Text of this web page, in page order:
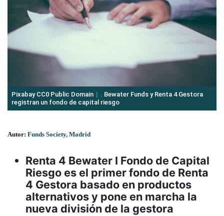
Pixabay CC0 Public Domain
. Bewater Funds y Renta 4 Gestora
registran un fondo de capital riesgo
Autor: Funds Society, Madrid
Renta 4 Bewater I Fondo de Capital
Riesgo es el primer fondo de Renta
4 Gestora basado en productos
alternativos y pone en marcha la
nueva división de la gestora